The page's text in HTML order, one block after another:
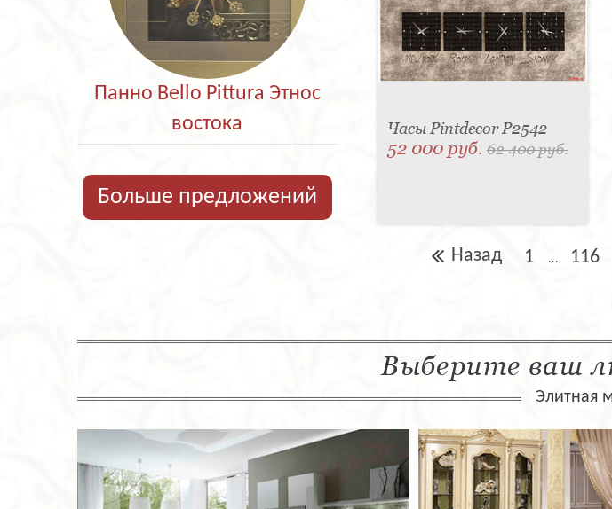
Панно Bello Pittura Этнос
востока
Больше предложений
Часы Pintdecor P2542
52 000 руб.62 400 руб.
Назад 1 ... 116
Выберите ваш
Элитная